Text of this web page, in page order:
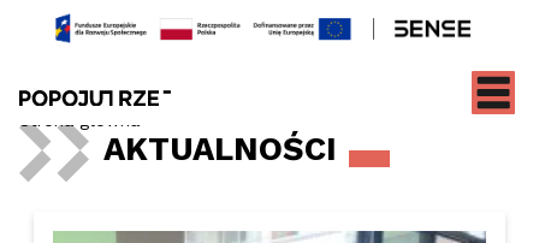
AKTUALNOŚCI